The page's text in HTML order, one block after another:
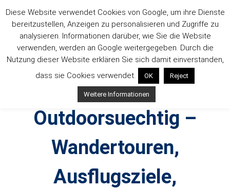
Inhalt
springen
Outdoorsuechtig –
Wandertouren,
Ausflugsziele,
Diese Website verwendet Cookies von Google, um ihre Dienste
bereitzustellen, Anzeigen zu personalisieren und Zugriffe zu
analysieren. Informationen darüber, wie Sie die Website
verwenden, werden an Google weitergegeben. Durch die
Nutzung dieser Website erklären Sie sich damit einverstanden,
dass sie Cookies verwendet.
OK Reject
Weitere Informationen